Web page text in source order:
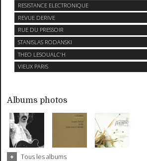
RESISTANCE ELECTRONIQUE
REVUE DERIVE
RUE DU PRESSOIR
STANISLAS RODANSKI
THEO LESOUALC'H
VIEUX PARIS
Albums photos
Tous les albums